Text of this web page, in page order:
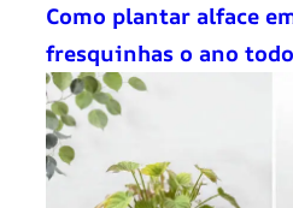
Como plantar alface
fresquinhas o ano todo